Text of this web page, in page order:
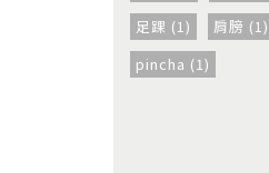
足踝 (1)
肩膀 (1)
pincha (1)